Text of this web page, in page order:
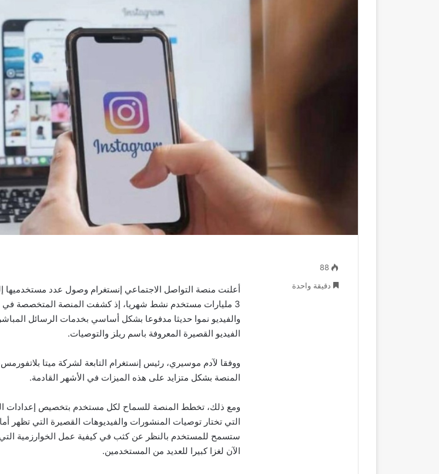
أعلنت منصة التواصل الاجتماعي إنستغرام وصول عدد مستخدميها
3 مليارات مستخدم نشط شهريا، إذ كشفت المنصة المتخصصة في
والفيديو نموا حديثا مدفوعا بشكل أساسي بخدمات الرسائل
الفيديو القصيرة المعروفة باسم ريلز والتوصيات.
ووفقا لآدم موسيري، رئيس إنستغرام التابعة لشركة ميتا
المنصة بشكل متزايد على هذه الميزات في الأشهر القادمة.
ومع ذلك، تخطط المنصة للسماح لكل مستخدم بتخصيص إعدادات
التي تختار توصيات المنشورات والفيديوهات القصيرة التي تظهر
ستسمح للمستخدم بالنظر عن كثب في كيفية عمل الخوارزمية
الآن لغزا كبيرا للعديد من المستخدمين.
88
دقيقة واحدة